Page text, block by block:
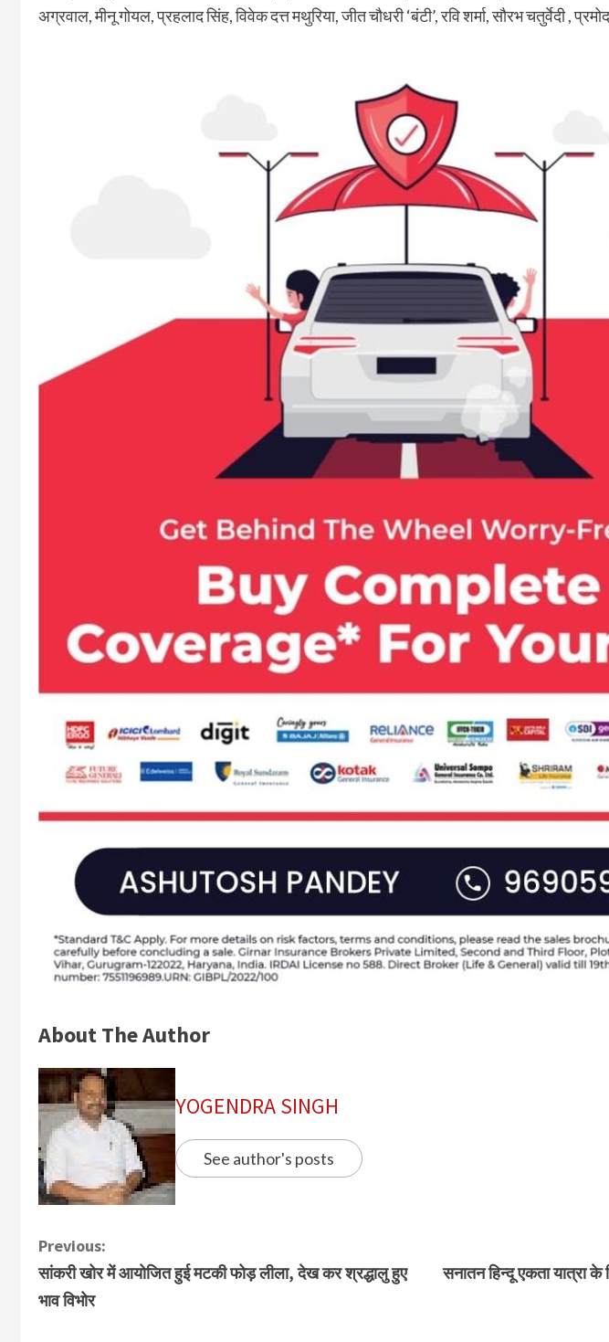
अग्रवाल, मीनू गोयल, प्रहलाद सिंह, विवेक दत्त मथुरिया, जीत चौधरी ‘बंटी’, रवि शर्मा, सौरभ चतुर्वेदी ,
About The Author
YOGENDRA SINGH
See author's posts
Previous:
सांकरी खोर में आयोजित हुई मटकी फोड़ लीला, देख कर श्रद्धालु हुए
भाव विभोर
सनातन हिन्दू एकता यात्रा के